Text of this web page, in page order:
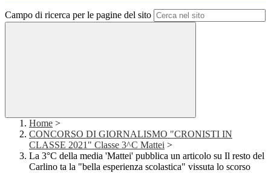
Campo di ricerca per le pagine del sito
Home >
CONCORSO DI GIORNALISMO "CRONISTI IN
CLASSE 2021" Classe 3^C Mattei >
La 3°C della media 'Mattei' pubblica un articolo su Il resto del
Carlino ta la "bella esperienza scolastica" vissuta lo scorso